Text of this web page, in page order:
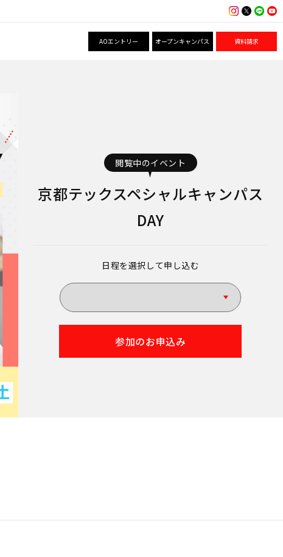
AOエントリー オープンキャンパス 資料請求
閲覧中のイベント
京都テックスペシャルキャンパス
DAY
日程を選択して申し込む
参加のお申込み